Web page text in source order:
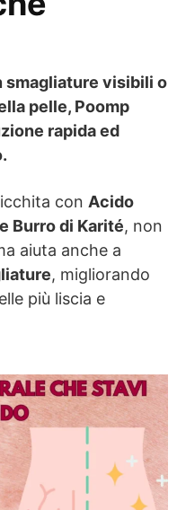
smagliature visibili o
pelle, Poomp
rapida ed
con Acido
Burro di Karité, non
aiuta anche a
, migliorando
più liscia e